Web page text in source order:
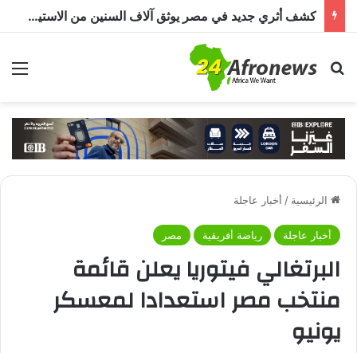
كشف أثري جديد في مصر يوثق آلاف السنين من الاستيطان البشري.. اكتشاف جبانة من عصر ما قبل الأسرات حتى العصرين اليوناني والروماني
بحث عن
الرئيسية / أخبار عاجلة
أخبار عاجلة رياضة أفريقية مصر
البرتغالي فيتوريا يعلن قائمة
منتخب مصر استعدادا لمعسكر
يونيو